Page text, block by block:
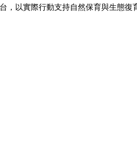
，以實際行動支持自然保育與生態復